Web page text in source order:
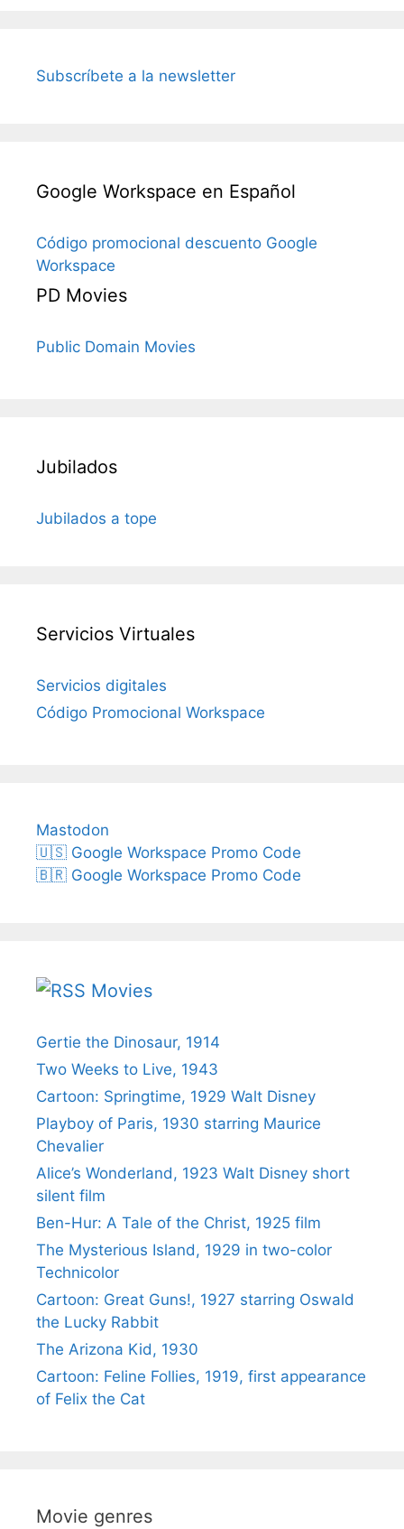
Subscríbete a la newsletter
Google Workspace en Español
Código promocional descuento Google
Workspace
PD Movies
Public Domain Movies
Jubilados
Jubilados a tope
Servicios Virtuales
Servicios digitales
Código Promocional Workspace
Mastodon
🇺🇸 Google Workspace Promo Code
🇧🇷 Google Workspace Promo Code
Movies
Gertie the Dinosaur, 1914
Two Weeks to Live, 1943
Cartoon: Springtime, 1929 Walt Disney
Playboy of Paris, 1930 starring Maurice
Chevalier
Alice’s Wonderland, 1923 Walt Disney short
silent film
Ben-Hur: A Tale of the Christ, 1925 film
The Mysterious Island, 1929 in two-color
Technicolor
Cartoon: Great Guns!, 1927 starring Oswald
the Lucky Rabbit
The Arizona Kid, 1930
Cartoon: Feline Follies, 1919, first appearance
of Felix the Cat
Movie genres